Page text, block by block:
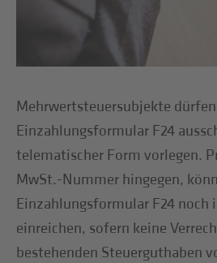
Mehrwertsteuersubjekte
Einzahlungsformular F24
telematischer Form vorlegen.
MwSt.-Nummer hingegen,
Einzahlungsformular F24 noch
einreichen, sofern keine
bestehenden Steuerguthaben